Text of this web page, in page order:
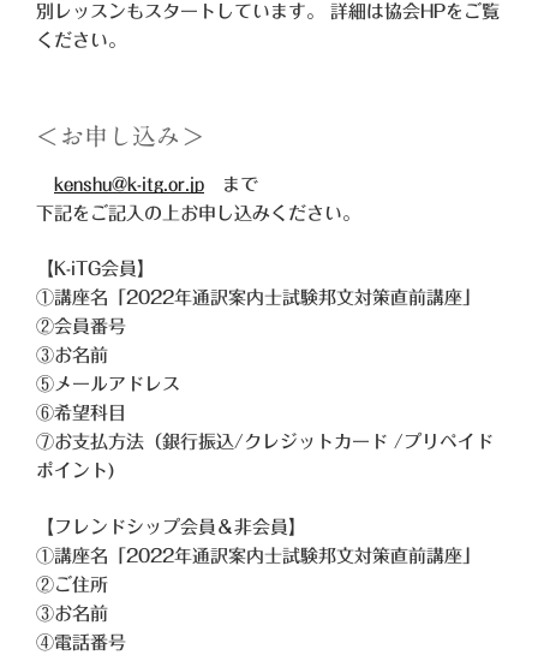
別レッスンもスタートしています。 詳細は協会HPをご覧
ください。
＜お申し込み＞
kenshu@k-itg.or.jp まで
下記をご記入の上お申し込みください。
【K-iTG会員】
①講座名「2022年通訳案内士試験邦文対策直前講座」
②会員番号
③お名前
⑤メールアドレス
⑥希望科目
⑦お支払方法（銀行振込/クレジットカード /プリペイド
ポイント)
【フレンドシップ会員＆非会員】
①講座名「2022年通訳案内士試験邦文対策直前講座」
②ご住所
③お名前
④電話番号